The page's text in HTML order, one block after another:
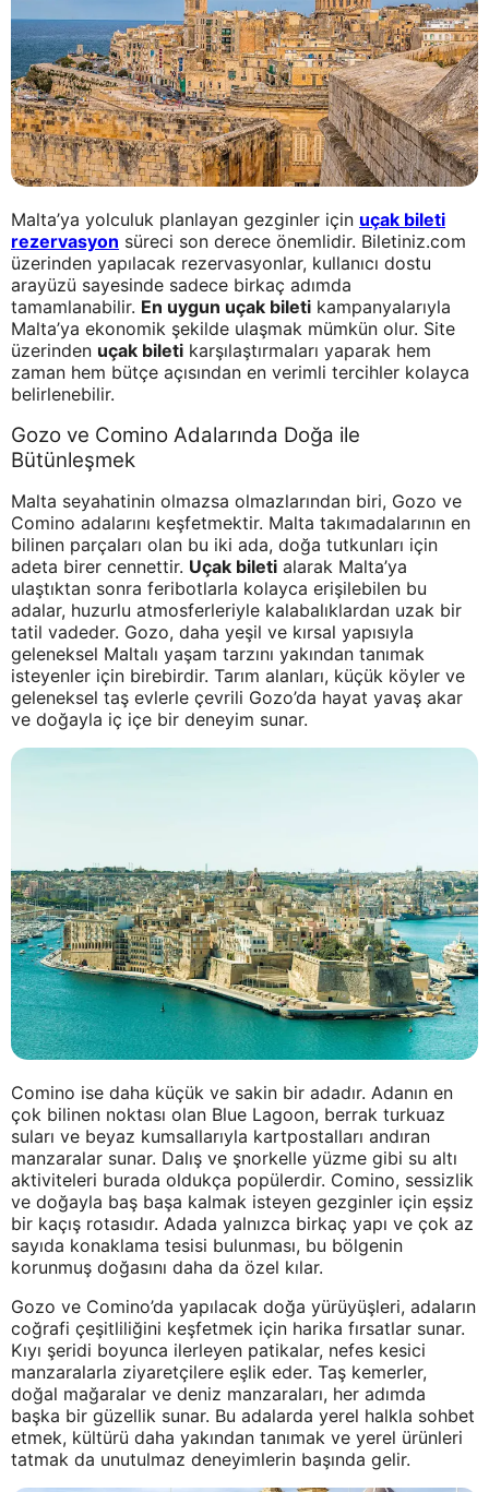
Malta’ya yolculuk planlayan gezginler için uçak bileti
rezervasyon süreci son derece önemlidir. Biletiniz.com
üzerinden yapılacak rezervasyonlar, kullanıcı dostu
arayüzü sayesinde sadece birkaç adımda
tamamlanabilir. En uygun uçak bileti kampanyalarıyla
Malta’ya ekonomik şekilde ulaşmak mümkün olur. Site
üzerinden uçak bileti karşılaştırmaları yaparak hem
zaman hem bütçe açısından en verimli tercihler kolayca
belirlenebilir.
Gozo ve Comino Adalarında Doğa ile
Bütünleşmek
Malta seyahatinin olmazsa olmazlarından biri, Gozo ve
Comino adalarını keşfetmektir. Malta takımadalarının en
bilinen parçaları olan bu iki ada, doğa tutkunları için
adeta birer cennettir. Uçak bileti alarak Malta’ya
ulaştıktan sonra feribotlarla kolayca erişilebilen bu
adalar, huzurlu atmosferleriyle kalabalıklardan uzak bir
tatil vadeder. Gozo, daha yeşil ve kırsal yapısıyla
geleneksel Maltalı yaşam tarzını yakından tanımak
isteyenler için birebirdir. Tarım alanları, küçük köyler ve
geleneksel taş evlerle çevrili Gozo’da hayat yavaş akar
ve doğayla iç içe bir deneyim sunar.
Comino ise daha küçük ve sakin bir adadır. Adanın en
çok bilinen noktası olan Blue Lagoon, berrak turkuaz
suları ve beyaz kumsallarıyla kartpostalları andıran
manzaralar sunar. Dalış ve şnorkelle yüzme gibi su altı
aktiviteleri burada oldukça popülerdir. Comino, sessizlik
ve doğayla baş başa kalmak isteyen gezginler için eşsiz
bir kaçış rotasıdır. Adada yalnızca birkaç yapı ve çok az
sayıda konaklama tesisi bulunması, bu bölgenin
korunmuş doğasını daha da özel kılar.
Gozo ve Comino’da yapılacak doğa yürüyüşleri, adaların
coğrafi çeşitliliğini keşfetmek için harika fırsatlar sunar.
Kıyı şeridi boyunca ilerleyen patikalar, nefes kesici
manzaralarla ziyaretçilere eşlik eder. Taş kemerler,
doğal mağaralar ve deniz manzaraları, her adımda
başka bir güzellik sunar. Bu adalarda yerel halkla sohbet
etmek, kültürü daha yakından tanımak ve yerel ürünleri
tatmak da unutulmaz deneyimlerin başında gelir.